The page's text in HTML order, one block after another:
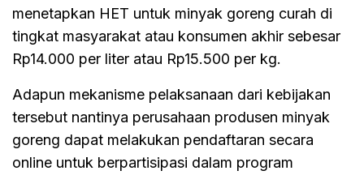
menetapkan HET untuk minyak goreng curah di
tingkat masyarakat atau konsumen akhir sebesar
Rp14.000 per liter atau Rp15.500 per kg.
Adapun mekanisme pelaksanaan dari kebijakan
tersebut nantinya perusahaan produsen minyak
goreng dapat melakukan pendaftaran secara
online untuk berpartisipasi dalam program